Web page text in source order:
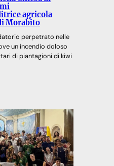
agricola
Morabito
perpetrato nelle
un incendio doloso
di piantagioni di kiwi